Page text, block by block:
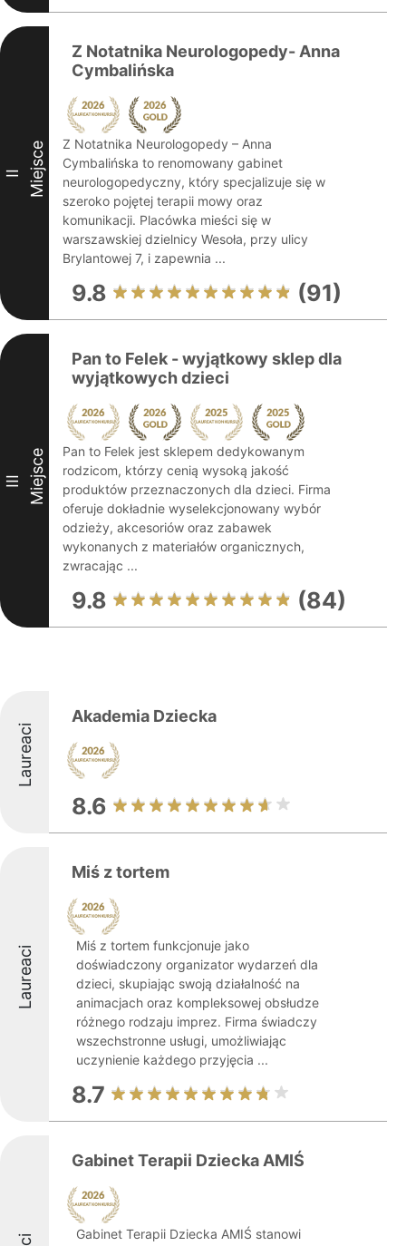
II Miejsce
Z Notatnika Neurologopedy- Anna
Cymbalińska
Z Notatnika Neurologopedy – Anna
Cymbalińska to renomowany gabinet
neurologopedyczny, który specjalizuje się w
szeroko pojętej terapii mowy oraz
komunikacji. Placówka mieści się w
warszawskiej dzielnicy Wesoła, przy ulicy
Brylantowej 7, i zapewnia ...
9.8 (91)
III Miejsce
Pan to Felek - wyjątkowy sklep dla
wyjątkowych dzieci
Pan to Felek jest sklepem dedykowanym
rodzicom, którzy cenią wysoką jakość
produktów przeznaczonych dla dzieci. Firma
oferuje dokładnie wyselekcjonowany wybór
odzieży, akcesoriów oraz zabawek
wykonanych z materiałów organicznych,
zwracając ...
9.8 (84)
Laureaci
Akademia Dziecka
8.6
Laureaci
Miś z tortem
Miś z tortem funkcjonuje jako
doświadczony organizator wydarzeń dla
dzieci, skupiając swoją działalność na
animacjach oraz kompleksowej obsłudze
różnego rodzaju imprez. Firma świadczy
wszechstronne usługi, umożliwiając
uczynienie każdego przyjęcia ...
8.7
Gabinet Terapii Dziecka AMIŚ
Gabinet Terapii Dziecka AMIŚ stanowi